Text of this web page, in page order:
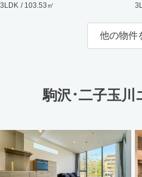
3LDK / 103.53㎡
他の物件
駒沢･二子玉川